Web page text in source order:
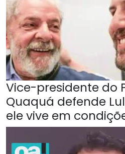
Vice-presidente do
Quaquá defende
ele vive em